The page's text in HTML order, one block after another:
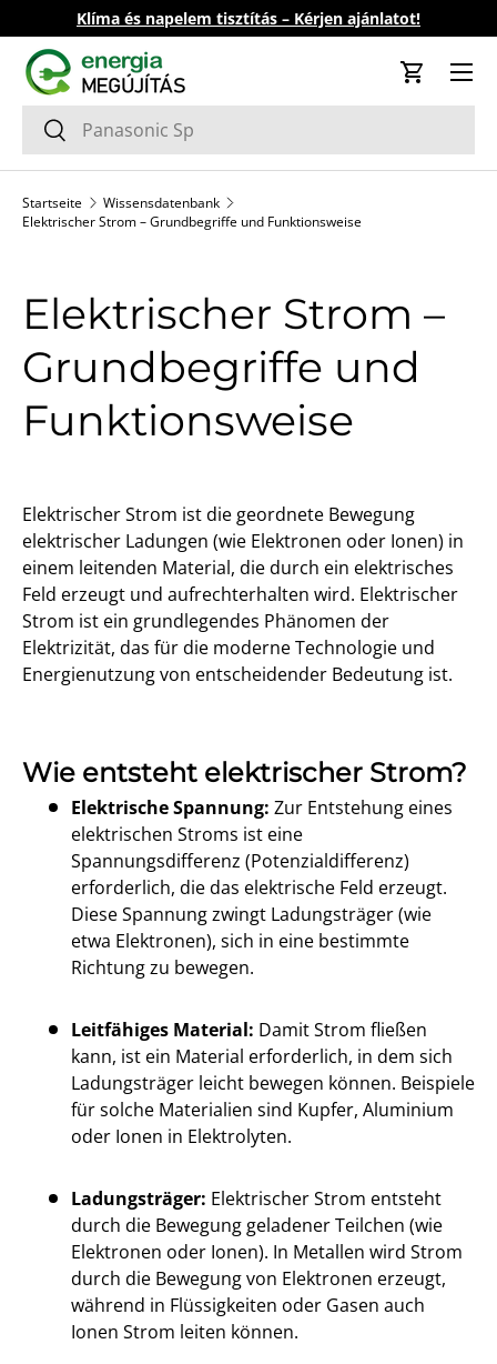
Direkt zum Inhalt
Klíma és napelem tisztítás – Kérjen ajánlatot!
Suchen
Suchen
Startseite
Wissensdatenbank
Elektrischer Strom – Grundbegriffe und Funktionsweise
Elektrischer Strom –
Grundbegriffe und
Funktionsweise
Elektrischer Strom ist die geordnete Bewegung
elektrischer Ladungen (wie Elektronen oder Ionen) in
einem leitenden Material, die durch ein elektrisches
Feld erzeugt und aufrechterhalten wird. Elektrischer
Strom ist ein grundlegendes Phänomen der
Elektrizität, das für die moderne Technologie und
Energienutzung von entscheidender Bedeutung ist.
Wie entsteht elektrischer Strom?
Elektrische Spannung: Zur Entstehung eines
elektrischen Stroms ist eine
Spannungsdifferenz (Potenzialdifferenz)
erforderlich, die das elektrische Feld erzeugt.
Diese Spannung zwingt Ladungsträger (wie
etwa Elektronen), sich in eine bestimmte
Richtung zu bewegen.
Leitfähiges Material: Damit Strom fließen
kann, ist ein Material erforderlich, in dem sich
Ladungsträger leicht bewegen können. Beispiele
für solche Materialien sind Kupfer, Aluminium
oder Ionen in Elektrolyten.
Ladungsträger: Elektrischer Strom entsteht
durch die Bewegung geladener Teilchen (wie
Elektronen oder Ionen). In Metallen wird Strom
durch die Bewegung von Elektronen erzeugt,
während in Flüssigkeiten oder Gasen auch
Ionen Strom leiten können.